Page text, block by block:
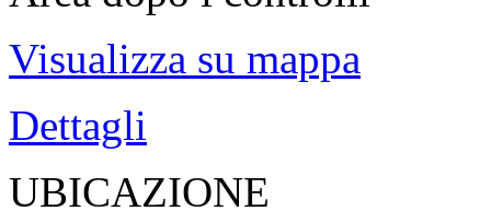
Visualizza su mappa
Dettagli
UBICAZIONE